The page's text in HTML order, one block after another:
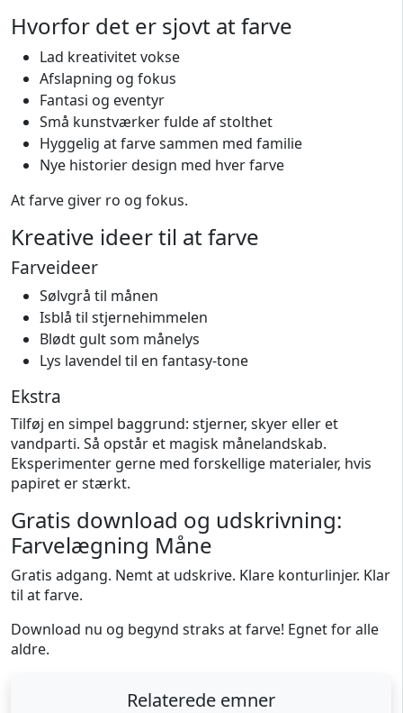
Hvorfor det er sjovt at farve
Lad kreativitet vokse
Afslapning og fokus
Fantasi og eventyr
Små kunstværker fulde af stolthet
Hyggelig at farve sammen med familie
Nye historier design med hver farve
At farve giver ro og fokus.
Kreative ideer til at farve
Farveideer
Sølvgrå til månen
Isblå til stjernehimmelen
Blødt gult som månelys
Lys lavendel til en fantasy-tone
Ekstra
Tilføj en simpel baggrund: stjerner, skyer eller et
vandparti. Så opstår et magisk månelandskab.
Eksperimenter gerne med forskellige materialer, hvis
papiret er stærkt.
Gratis download og udskrivning:
Farvelægning Måne
Gratis adgang. Nemt at udskrive. Klare konturlinjer. Klar
til at farve.
Download nu og begynd straks at farve! Egnet for alle
aldre.
Relaterede emner